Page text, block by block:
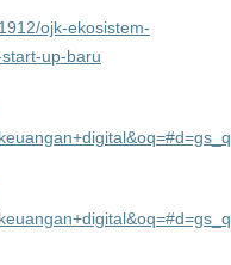
ojk-ekosistem-
up-baru